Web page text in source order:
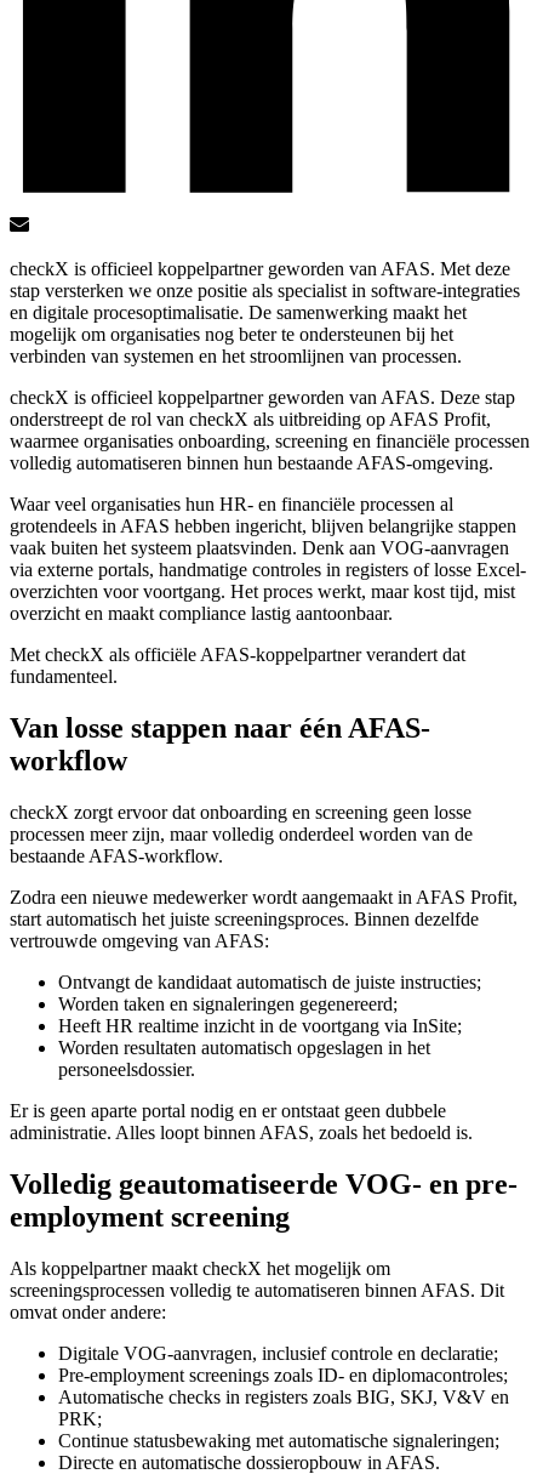
checkX is officieel koppelpartner geworden van AFAS. Met deze
stap versterken we onze positie als specialist in software-integraties
en digitale procesoptimalisatie. De samenwerking maakt het
mogelijk om organisaties nog beter te ondersteunen bij het
verbinden van systemen en het stroomlijnen van processen.
checkX is officieel koppelpartnergeworden van AFAS. Deze stap
onderstreept de rol van checkX als uitbreiding op AFAS Profit,
waarmee organisaties onboarding, screening en financiële processen
volledig automatiseren binnen hun bestaande AFAS-omgeving.
Waar veel organisaties hun HR- en financiële processen al
grotendeels in AFAS hebben ingericht, blijven belangrijke stappen
vaak buiten het systeem plaatsvinden. Denk aan VOG-aanvragen
via externe portals, handmatige controles in registers of losse Excel-
overzichten voor voortgang. Het proces werkt, maar kost tijd, mist
overzicht en maakt compliance lastig aantoonbaar.
Met checkX als officiële AFAS-koppelpartner verandert dat
fundamenteel.
Van losse stappen naar één AFAS-
workflow
checkX zorgt ervoor dat onboarding en screening geen losse
processen meer zijn, maar volledig onderdeel worden van de
bestaande AFAS-workflow.
Zodra een nieuwe medewerker wordt aangemaakt in AFAS Profit,
start automatisch het juiste screeningsproces. Binnen dezelfde
vertrouwde omgeving van AFAS:
Ontvangt de kandidaat automatisch de juiste instructies;
Worden taken en signaleringen gegenereerd;
Heeft HR realtime inzicht in de voortgang via InSite;
Worden resultaten automatisch opgeslagen in het
personeelsdossier.
Er is geen aparte portal nodig en er ontstaat geen dubbele
administratie. Alles loopt binnen AFAS, zoals het bedoeld is.
Volledig geautomatiseerde VOG- en pre-
employment screening
Als koppelpartner maakt checkX het mogelijk om
screeningsprocessen volledig te automatiseren binnen AFAS. Dit
omvat onder andere:
Digitale VOG-aanvragen, inclusief controle en declaratie;
Pre-employment screenings zoals ID- en diplomacontroles;
Automatische checks in registers zoals BIG, SKJ, V&V en
PRK;
Continue statusbewaking met automatische signaleringen;
Directe en automatische dossieropbouw in AFAS.